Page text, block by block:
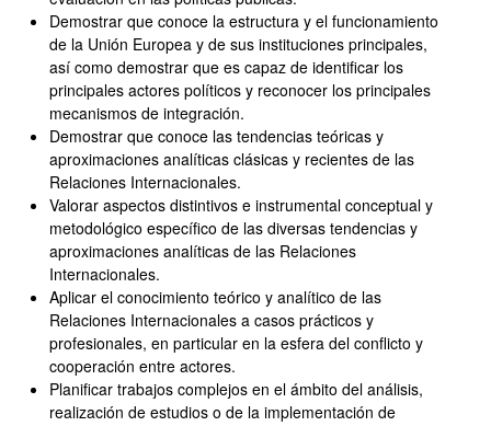
Demostrar que conoce la estructura y el funcionamiento
de la Unión Europea y de sus instituciones principales,
así como demostrar que es capaz de identificar los
principales actores políticos y reconocer los principales
mecanismos de integración.
Demostrar que conoce las tendencias teóricas y
aproximaciones analíticas clásicas y recientes de las
Relaciones Internacionales.
Valorar aspectos distintivos e instrumental conceptual y
metodológico específico de las diversas tendencias y
aproximaciones analíticas de las Relaciones
Internacionales.
Aplicar el conocimiento teórico y analítico de las
Relaciones Internacionales a casos prácticos y
profesionales, en particular en la esfera del conflicto y
cooperación entre actores.
Planificar trabajos complejos en el ámbito del análisis,
realización de estudios o de la implementación de